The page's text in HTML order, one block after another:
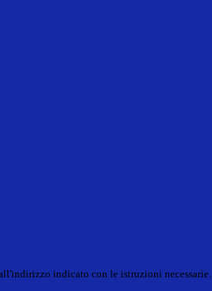
indicato con le istruzioni necessarie.